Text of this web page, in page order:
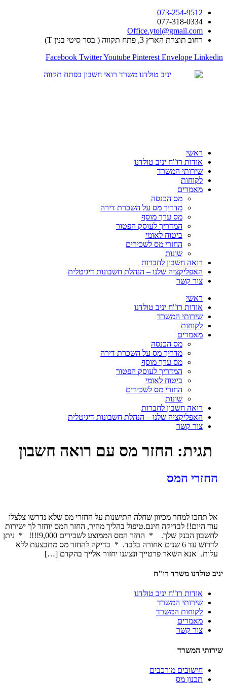
073-254-9512
077-318-0334
Office.ytol@gmail.com
רחוב תוצרת הארץ 3, פתח תקווה ( בסר סיטי בנין T)
Facebook TwitterYoutube Pinterest Envelope
ראשי
אודות רו"ח יניב טולדנו
שירותי המשרד
לקוחות
מאמרים
מס הכנסה
מדריך מס על השכרת דירה
מס ערך מוסף
המדריך לעוסק הפטור
ביטוח לאומי
החזרי מס לשכירים
שונות
רואה חשבון לחברות
האפליקציה שלנו – הנהלת חשבונות דיגיטלית
צור קשר
ראשי
אודות רו"ח יניב טולדנו
שירותי המשרד
לקוחות
מאמרים
מס הכנסה
מדריך מס על השכרת דירה
מס ערך מוסף
המדריך לעוסק הפטור
ביטוח לאומי
החזרי מס לשכירים
שונות
רואה חשבון לחברות
האפליקציה שלנו – הנהלת חשבונות דיגיטלית
צור קשר
תגית:החזר מס עם רואה חשבון
המס
תחכו למחר מכיוון שחלה התישנות על החזרי מס שלא נדרשו צלצלו
היום!! לבדיקה חינם.טיפול בהליך מהיר, החזר המס יוחזר לך ישירות
לחשבון הבנק שלך. * החזר המס הממוצע לשכירים 9,000!!!! * ניתן
לדרוש עד 6 שנים אחורה בלבד. * בדיקה להחזר מס מתבצעת ללא
אנא השאר פרטייך ונציגנו יחזור אלייך בהקדם […]
טולדנו משרד רו"ח
אודות רו"ח יניב טולדנו
שירותי המשרד
לקוחות המשרד
מאמרים
צור קשר
המשרד
חישובים מורכבים
תכנון מס